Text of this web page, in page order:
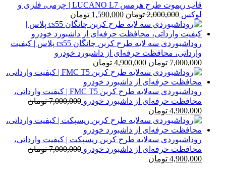
قاب ریموت طرح هرمس LUCANO L7 | چرمی، فلزی و
لوکس 2,000,000 تومان قیمت
اصلی
2,000,000 تومان
بود.
1,590,000 تومان
فعلی
1,590,000 تومان
است.روداشبوردی سه‌ لایه طرح کربن چانگان cs55 پلاس | کیفیت
وارداتی، محافظت حرفه‌ای از داشبورد خودرو
7,000,000 تومان قیمت
اصلی
7,000,000 تومان
بود.
4,900,000 تومان
فعلی
است.
روداشبوردی سه‌لایه طرح کربن FMC T5 | کیفیت وارداتی،
محافظت حرفه‌ای از داشبورد خودرو 7,000,000 تومان
قیمت
اصلی
7,000,000 تومان
بود.
4,900,000 تومان
فعلی
4,900,000 تومان
است.
روداشبوردی سه‌لایه طرح کربن ریسپکت | کیفیت وارداتی،
محافظت حرفه‌ای از داشبورد خودرو 7,000,000 تومان
قیمت
4,900,000 تومان